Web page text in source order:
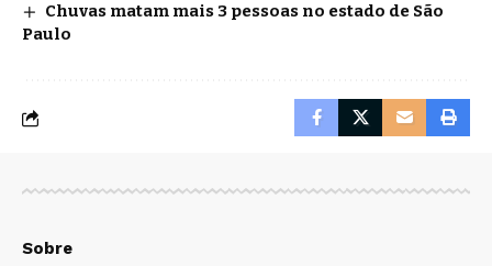
Chuvas matam mais 3 pessoas no estado de São
Paulo
Sobre